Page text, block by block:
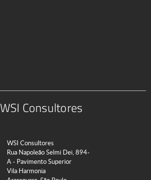
WSI Consultores
WSI Consultores
Rua Napoleão Selmi Dei, 894-
A - Pavimento Superior
Vila Harmonia